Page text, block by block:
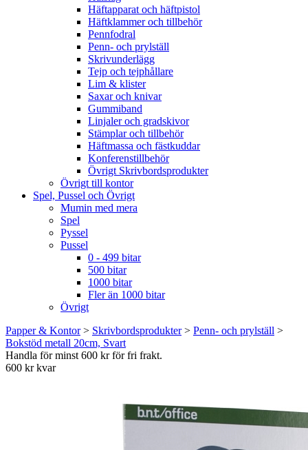
Häftapparat och häftpistol
Häftklammer och tillbehör
Pennfodral
Penn- och prylställ
Skrivunderlägg
Tejp och tejphållare
Lim & klister
Saxar och knivar
Gummiband
Linjaler och gradskivor
Stämplar och tillbehör
Häftmassa och fästkuddar
Konferenstillbehör
Övrigt Skrivbordsprodukter
Övrigt till kontor
Spel, Pussel och Övrigt
Mumin med mera
Spel
Pyssel
Pussel
0 - 499 bitar
500 bitar
1000 bitar
Fler än 1000 bitar
Övrigt
Papper & Kontor> Skrivbordsprodukter> Penn- och prylställ >
Bokstöd metall 20cm, Svart
Handla för minst 600 kr för fri frakt.
600 kr kvar